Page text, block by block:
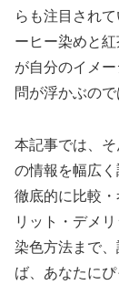
らも注目され
ーヒー染めと
が自分のイメ
問が浮かぶので
本記事では、
の情報を幅広
徹底的に比較
リット・デメ
染色方法まで
ば、あなたに